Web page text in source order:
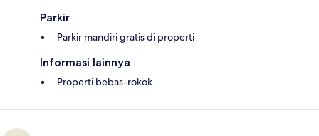
Parkir
Parkir mandiri gratis di properti
Informasi lainnya
Properti bebas-rokok